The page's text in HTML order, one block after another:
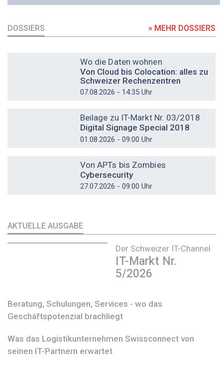
DOSSIERS » MEHR DOSSIERS
Wo die Daten wohnen
Von Cloud bis Colocation: alles zu
Schweizer Rechenzentren
07.08.2026 - 14:35 Uhr
Beilage zu IT-Markt Nr. 03/2018
Digital Signage Special 2018
01.08.2026 - 09:00 Uhr
Von APTs bis Zombies
Cybersecurity
27.07.2026 - 09:00 Uhr
AKTUELLE AUSGABE
Der Schweizer IT-Channel
IT-Markt Nr.
5/2026
Beratung, Schulungen, Services - wo das
Geschäftspotenzial brachliegt
Was das Logistikunternehmen Swissconnect von
seinen IT-Partnern erwartet